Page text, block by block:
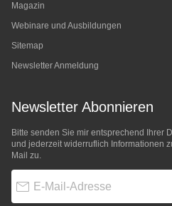
Magazin
Webinare und Ausbildungen
Sitemap
Newsletter Anmeldung
Newsletter Abonnieren
Bitte senden Sie mir entsprechend Ihrer
und jederzeit widerruflich Informationen
Mail zu.